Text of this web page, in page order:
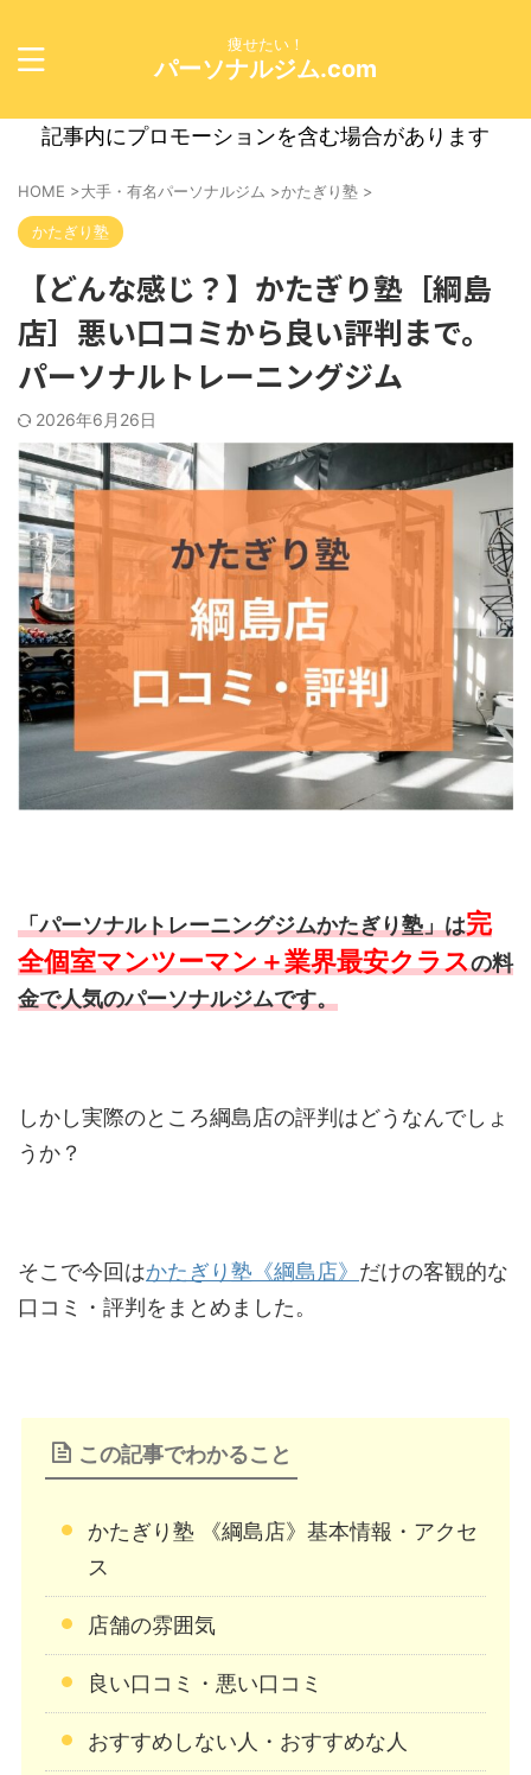
痩せたい！
パーソナルジム.com
記事内にプロモーションを含む場合があります
HOME >大手・有名パーソナルジム >かたぎり塾 >
かたぎり塾
【どんな感じ？】かたぎり塾［綱島
店］悪い口コミから良い評判まで。
パーソナルトレーニングジム
2026年6月26日
「パーソナルトレーニングジムかたぎり塾」は完
全個室マンツーマン＋業界最安クラスの料
金で人気のパーソナルジムです。
しかし実際のところ綱島店の評判はどうなんでしょ
うか？
そこで今回はかたぎり塾《綱島店》 だけの客観的な
口コミ・評判をまとめました。
この記事でわかること
かたぎり塾 《綱島店》基本情報・アクセ
ス
店舗の雰囲気
良い口コミ・悪い口コミ
おすすめしない人・おすすめな人